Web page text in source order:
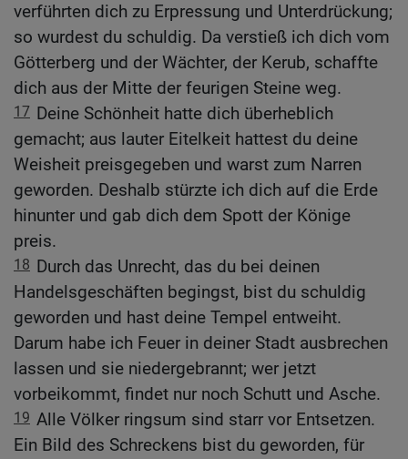
verführten dich zu Erpressung und Unterdrückung;
so wurdest du schuldig. Da verstieß ich dich vom
Götterberg und der Wächter, der Kerub, schaffte
dich aus der Mitte der feurigen Steine weg.
17 Deine Schönheit hatte dich überheblich
gemacht; aus lauter Eitelkeit hattest du deine
Weisheit preisgegeben und warst zum Narren
geworden. Deshalb stürzte ich dich auf die Erde
hinunter und gab dich dem Spott der Könige
preis.
18 Durch das Unrecht, das du bei deinen
Handelsgeschäften begingst, bist du schuldig
geworden und hast deine Tempel entweiht.
Darum habe ich Feuer in deiner Stadt ausbrechen
lassen und sie niedergebrannt; wer jetzt
vorbeikommt, findet nur noch Schutt und Asche.
19 Alle Völker ringsum sind starr vor Entsetzen.
Ein Bild des Schreckens bist du geworden, für